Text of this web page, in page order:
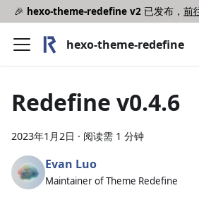
🎉 hexo-theme-redefine v2 已发布， 前
hexo-theme-redefine
Redefine v0.4.6
2023年1月2日 · 阅读需 1 分钟
Evan Luo
Maintainer of Theme Redefine